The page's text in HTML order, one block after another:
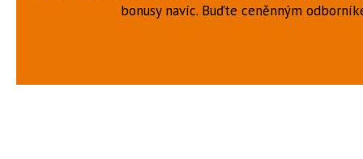
bonusy navíc. Buďte ceněnným